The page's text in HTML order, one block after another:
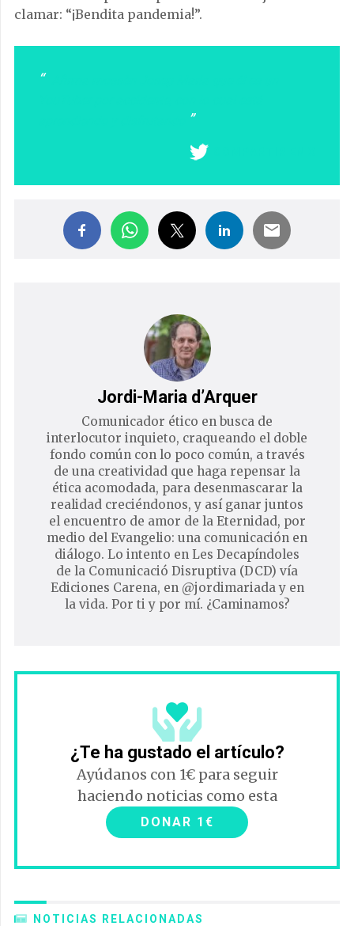
clamar: “¡Bendita pandemia!”.
Jordi-Maria d’Arquer
Comunicador ético en busca de
interlocutor inquieto, craqueando el doble
fondo común con lo poco común, a través
de una creatividad que haga repensar la
ética acomodada, para desenmascarar la
realidad creciéndonos, y así ganar juntos
el encuentro de amor de la Eternidad, por
medio del Evangelio: una comunicación en
diálogo. Lo intento en Les Decapíndoles
de la Comunicació Disruptiva (DCD) vía
Ediciones Carena, en @jordimariada y en
la vida. Por ti y por mí. ¿Caminamos?
¿Te ha gustado el artículo?
Ayúdanos con 1€ para seguir
haciendo noticias como esta
DONAR 1€
NOTICIAS RELACIONADAS